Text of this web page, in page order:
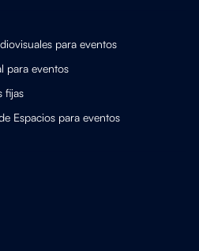
para eventos
para eventos
fijas
Espacios para eventos